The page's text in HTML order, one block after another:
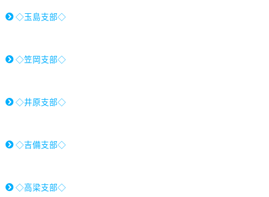
◇玉島支部◇
◇笠岡支部◇
◇井原支部◇
◇吉備支部◇
◇高梁支部◇